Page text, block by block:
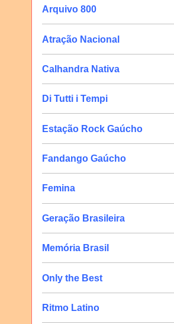
Arquivo 800
Atração Nacional
Calhandra Nativa
Di Tutti i Tempi
Estação Rock Gaúcho
Fandango Gaúcho
Femina
Geração Brasileira
Memória Brasil
Only the Best
Ritmo Latino